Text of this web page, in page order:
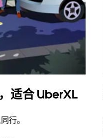
适合 UberXL
行。